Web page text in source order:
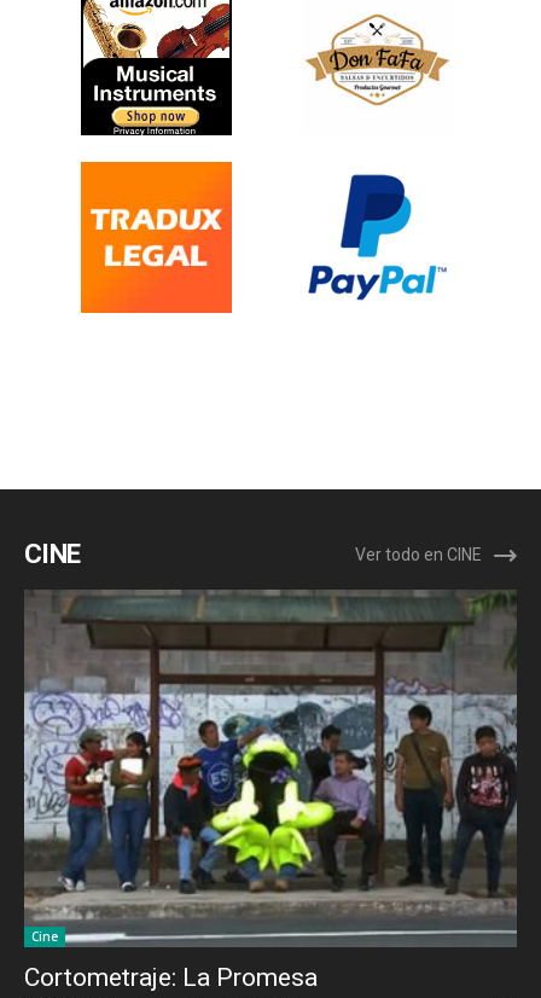
CINE Ver todo en CINE
Cine
Cortometraje: La Promesa